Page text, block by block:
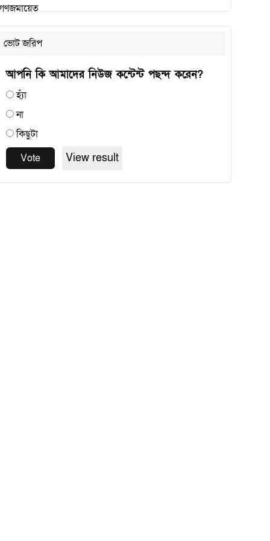
ভোট জরিপ
আপনি কি আমাদের নিউজ কন্টেন্ট পছন্দ করেন?
হ্যাঁ
না
কিছুটা
Vote
View result